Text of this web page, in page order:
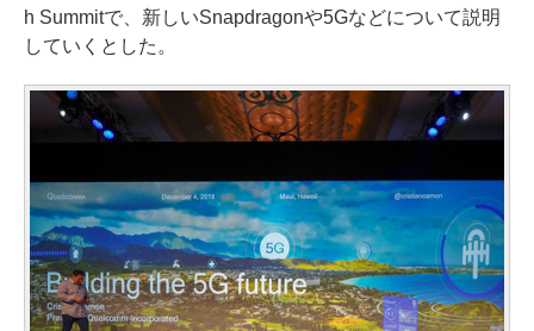
h Summitで、新しいSnapdragonや5Gなどについて説明
していくとした。